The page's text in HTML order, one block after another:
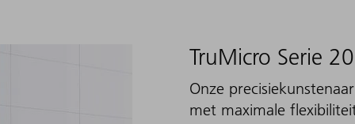
TruMicro Serie
Onze
met maximale